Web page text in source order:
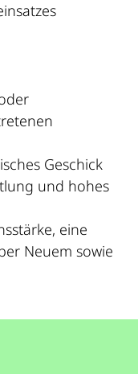
Geschick
und hohes
eine
Neuem sowie